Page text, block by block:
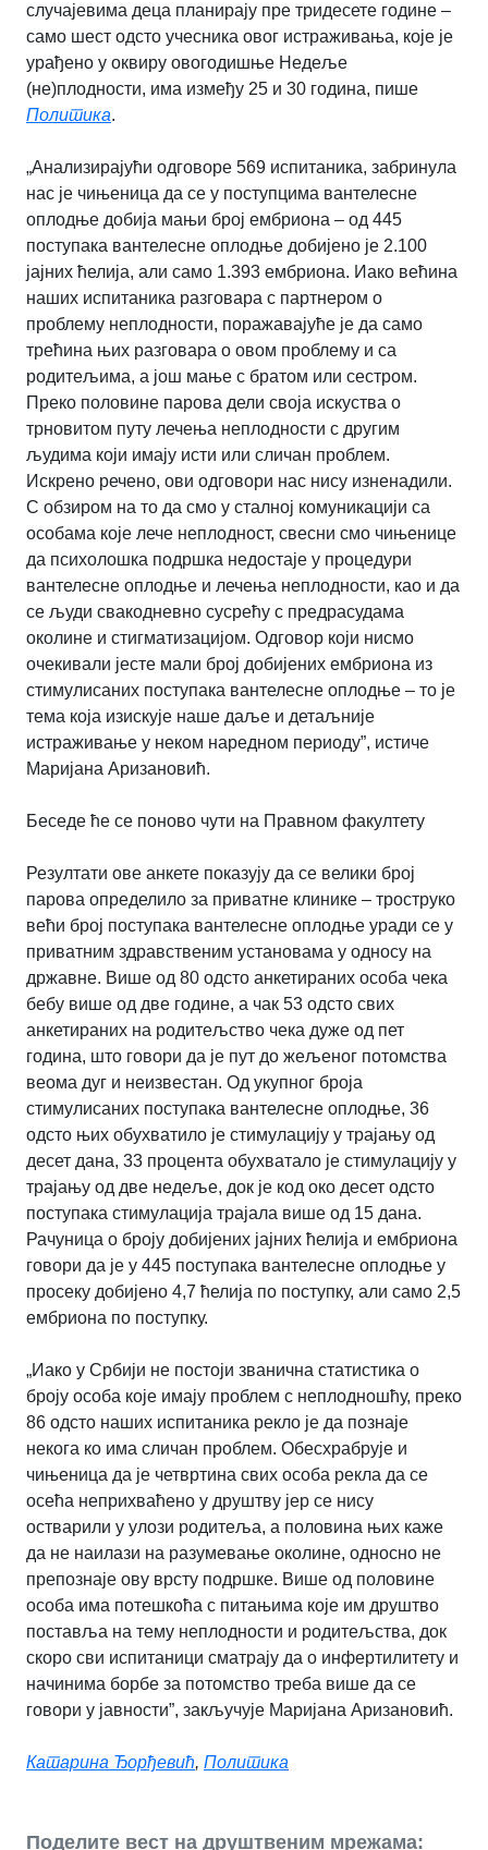
случајевима деца планирају пре тридесете године –
само шест одсто учесника овог истраживања, које је
урађено у оквиру овогодишње Недеље
(не)плодности, има између 25 и 30 година, пише
Политика.
„Анализирајући одговоре 569 испитаника, забринула
нас је чињеница да се у поступцима вантелесне
оплодње добија мањи број ембриона – од 445
поступака вантелесне оплодње добијено је 2.100
јајних ћелија, али само 1.393 ембриона. Иако већина
наших испитаника разговара с партнером о
проблему неплодности, поражавајуће је да само
трећина њих разговара о овом проблему и са
родитељима, а још мање с братом или сестром.
Преко половине парова дели своја искуства о
трновитом путу лечења неплодности с другим
људима који имају исти или сличан проблем.
Искрено речено, ови одговори нас нису изненадили.
С обзиром на то да смо у сталној комуникацији са
особама које лече неплодност, свесни смо чињенице
да психолошка подршка недостаје у процедури
вантелесне оплодње и лечења неплодности, као и да
се људи свакодневно сусрећу с предрасудама
околине и стигматизацијом. Одговор који нисмо
очекивали јесте мали број добијених ембриона из
стимулисаних поступака вантелесне оплодње – то је
тема која изискује наше даље и детаљније
истраживање у неком наредном периоду”, истиче
Маријана Аризановић.
Беседе ће се поново чути на Правном факултету
Резултати ове анкете показују да се велики број
парова определило за приватне клинике – троструко
већи број поступака вантелесне оплодње уради се у
приватним здравственим установама у односу на
државне. Више од 80 одсто анкетираних особа чека
бебу више од две године, а чак 53 одсто свих
анкетираних на родитељство чека дуже од пет
година, што говори да је пут до жељеног потомства
веома дуг и неизвестан. Од укупног броја
стимулисаних поступака вантелесне оплодње, 36
одсто њих обухватило је стимулацију у трајању од
десет дана, 33 процента обухватало је стимулацију у
трајању од две недеље, док је код око десет одсто
поступака стимулација трајала више од 15 дана.
Рачуница о броју добијених јајних ћелија и ембриона
говори да је у 445 поступака вантелесне оплодње у
просеку добијено 4,7 ћелија по поступку, али само 2,5
ембриона по поступку.
„Иако у Србији не постоји званична статистика о
броју особа које имају проблем с неплодношћу, преко
86 одсто наших испитаника рекло је да познаје
некога ко има сличан проблем. Обесхрабрује и
чињеница да је четвртина свих особа рекла да се
осећа неприхваћено у друштву јер се нису
остварили у улози родитеља, а половина њих каже
да не наилази на разумевање околине, односно не
препознаје ову врсту подршке. Више од половине
особа има потешкоћа с питањима које им друштво
поставља на тему неплодности и родитељства, док
скоро сви испитаници сматрају да о инфертилитету и
начинима борбе за потомство треба више да се
говори у јавности”, закључује Маријана Аризановић.
Катарина Ђорђевић, Политика
Поделите вест на друштвеним мрежама: